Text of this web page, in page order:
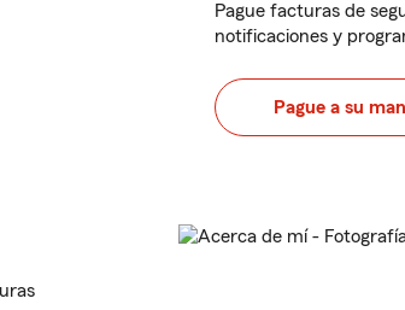
Pague facturas de
notificaciones y
Pague a su